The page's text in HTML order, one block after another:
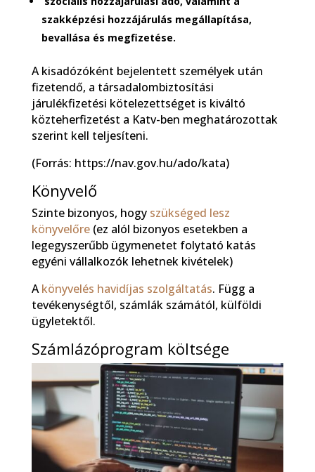
szakképzési hozzájárulás megállapítása,
bevallása és megfizetése.
A kisadózóként bejelentett személyek után
fizetendő, a társadalombiztosítási
járulékfizetési kötelezettséget is kiváltó
közteherfizetést a Katv-ben meghatározottak
szerint kell teljesíteni.
(Forrás: https://nav.gov.hu/ado/kata)
Könyvelő
Szinte bizonyos, hogy szükséged lesz
könyvelőre(ez alól bizonyos esetekben a
legegyszerűbb ügymenetet folytató katás
egyéni vállalkozók lehetnek kivételek)
Akönyvelés havidíjas szolgáltatás. Függ a
tevékenységtől, számlák számától, külföldi
ügyletektől.
Számlázóprogram költsége